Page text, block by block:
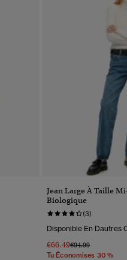
Jean Large À Taille
Biologique
(3)
Disponible En Dautres
€66.49Prix Réduit De
€94.99À
Tu Économises 30 %